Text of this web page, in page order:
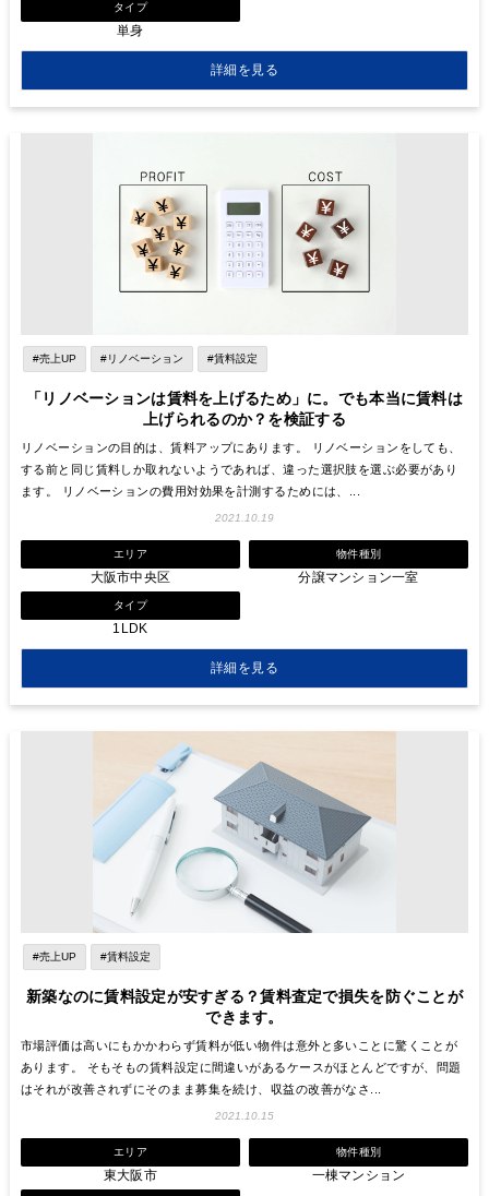
タイプ
単身
詳細を見る
#売上UP #リノベーション #賃料設定
「リノベーションは賃料を上げるため」に。でも本当に賃料は
上げられるのか？を検証する
リノベーションの目的は、賃料アップにあります。 リノベーションをしても、
する前と同じ賃料しか取れないようであれば、違った選択肢を選ぶ必要があり
ます。 リノベーションの費用対効果を計測するためには、...
2021.10.19
エリア
大阪市中央区
物件種別
分譲マンション一室
タイプ
1LDK
詳細を見る
#売上UP #賃料設定
新築なのに賃料設定が安すぎる？賃料査定で損失を防ぐことが
できます。
市場評価は高いにもかかわらず賃料が低い物件は意外と多いことに驚くことが
あります。 そもそもの賃料設定に間違いがあるケースがほとんどですが、問題
はそれが改善されずにそのまま募集を続け、収益の改善がなさ...
2021.10.15
エリア
東大阪市
物件種別
一棟マンション